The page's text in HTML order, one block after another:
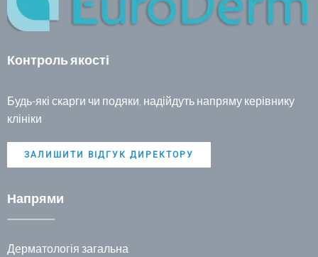
Контроль якості
Будь-які скарги чи подяки, надійдуть напряму керівнику
клініки
ЗАЛИШИТИ ВІДГУК ДИРЕКТОРУ
Напрями
Дерматологія загальна